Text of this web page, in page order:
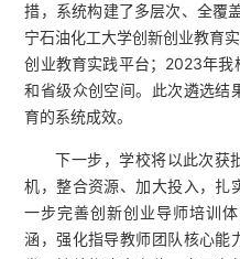
措，系统构建了多层次、全覆
宁石油化工大学创新创业教育
创业教育实践平台；2023年
和省级众创空间。此次遴选结
育的系统成效。
下一步，学校将以此次获
机，整合资源、加大投入，扎
一步完善创新创业导师培训
涵，强化指导教师团队核心能